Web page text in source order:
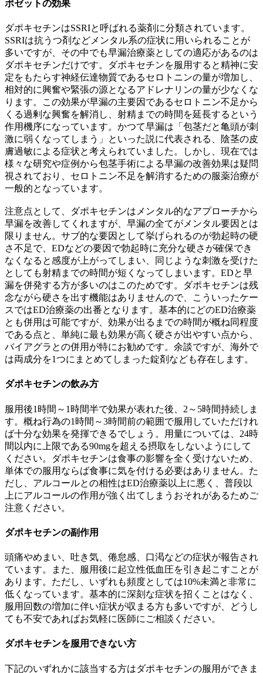
ポゼットの効果
ダポキセチンはSSRIと呼ばれる薬剤に分類されています。
SSRIは抗うつ剤などメンタル系の症状に用いられることが
多いですが、その中でも早漏治療薬としての適応があるのは
ダポキセチンだけです。ダポキセチンを服用すると精神に安
定をもたらす神経伝達物質であるセロトニンの量が増加し、
相対的に興奮や緊張の源となるアドレナリンの量が少なくな
ります。この効果が早漏の主要因であるセロトニン不足から
くる過剰な興奮を解消し、射精までの時間を延長するという
作用機序になっています。かつて早漏は「包茎だと亀頭が刺
激に弱くなってしまう」といった説に代表される、陰茎の皮
膚過敏による症状と考えられていました。しかし、現在では
様々な研究や症例から包茎手術による早漏の改善効果は疑問
視されており、セロトニン不足を解消するための服薬治療が
一般的となっています。
注意点として、ダポキセチンはメンタル的なアプローチから
早漏を改善してくれますが、早漏の全てがメンタル要因とは
限りません。サブ的な要因として挙げられるのが勃起時の硬
さ不足で、EDなどの要因で勃起時に充分な硬さが確保でき
なくなると感度が上がってしまい、同じような刺激を受けた
としても射精までの時間が短くなってしまいます。EDと早
漏を併発する方が多いのはこのためです。ダポキセチンは残
念ながら硬さを出す機能はありませんので、こういったケー
スではED治療薬の出番となります。基本的にどのED治療薬
とも併用は可能ですが、効果が出るまでの時間が概ね同程度
である点と、単純に最も効果が高く硬さが出やすい点から、
バイアグラとの併用が特にお勧めです。余談ですが、海外で
は両成分を1つにまとめてしまった錠剤なども存在します。
ダポキセチンの飲み方
服用後1時間～1時間半で効果が表れた後、2～5時間持続しま
す。概ね行為の1時間～3時間前の範囲で服用していただけれ
ば十分な効果を発揮できるでしょう。用量については、24時
間以内に上限である90mgを超える摂取をしないようにして
ください。ダポキセチンは食事の影響を全く受けないため、
単体での服用ならば食事に気を付ける必要はありません。た
だし、アルコールとの相性はED治療薬以上に悪く、普段以
上にアルコールの作用が強く出てしまうおそれがあるためご
注意ください。
ダポキセチンの副作用
頭痛やめまい、吐き気、倦怠感、口渇などの症状が報告され
ています。また、服用後に起立性低血圧を引き起こすことが
あります。ただし、いずれも頻度としては10%未満と非常に
低くなっています。基本的に深刻な症状を招くことはなく、
服用回数の増加に伴い症状が収まる方も多いですが、どうし
ても不安であればお気軽に医師にご相談ください。
ダポキセチンを服用できない方
下記のいずれかに該当する方はダポキセチンの服用ができま